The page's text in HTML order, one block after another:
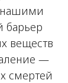
нашими
веществ
—
смертей